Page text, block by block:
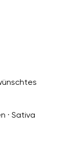
· Sativa